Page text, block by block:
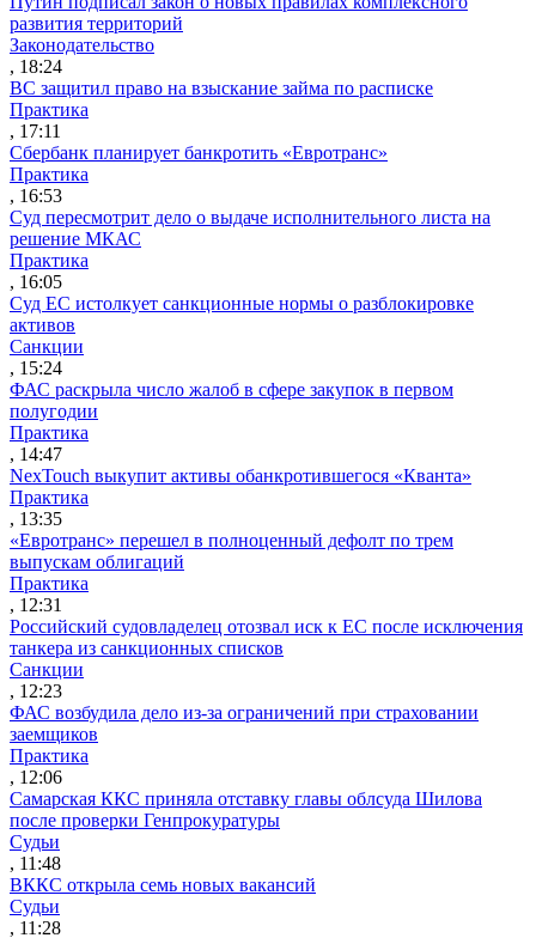
развития территорий
Законодательство
, 18:24
ВС защитил право на взыскание займа по расписке
Практика
, 17:11
Сбербанк планирует банкротить «Евротранс»
Практика
, 16:53
Суд пересмотрит дело о выдаче исполнительного листа на
решение МКАС
Практика
, 16:05
Суд ЕС истолкует санкционные нормы о разблокировке
активов
Санкции
, 15:24
ФАС раскрыла число жалоб в сфере закупок в первом
полугодии
Практика
, 14:47
NexTouch выкупит активы обанкротившегося «Кванта»
Практика
, 13:35
«Евротранс» перешел в полноценный дефолт по трем
выпускам облигаций
Практика
, 12:31
Российский судовладелец отозвал иск к ЕС после исключения
танкера из санкционных списков
Санкции
, 12:23
ФАС возбудила дело из-за ограничений при страховании
заемщиков
Практика
, 12:06
Самарская ККС приняла отставку главы облсуда Шилова
после проверки Генпрокуратуры
Судьи
, 11:48
ВККС открыла семь новых вакансий
Судьи
, 11:28